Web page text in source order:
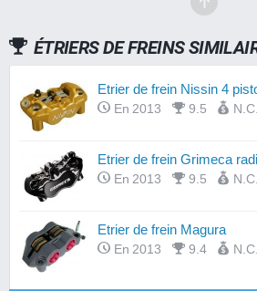
ÉTRIERS DE FREINS
Etrier de frein Nissin 4
En 2013 9.5 N.C.
Etrier de frein Grimeca
En 2013 9.5 N.C.
Etrier de frein Magura
En 2013 9.4 N.C.